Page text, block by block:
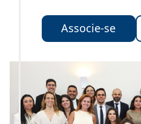
Associe-se